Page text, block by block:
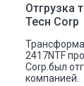
Отгрузка
Тесн Corp
2417NTF
Corp.был
компанией.